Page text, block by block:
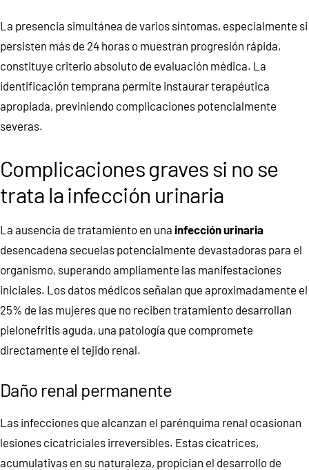
La presencia simultánea de varios síntomas, especialmente si
persisten más de 24 horas o muestran progresión rápida,
constituye criterio absoluto de evaluación médica. La
identificación temprana permite instaurar terapéutica
apropiada, previniendo complicaciones potencialmente
severas.
Complicaciones graves si no se
trata la infección urinaria
La ausencia de tratamiento en una infección urinaria
desencadena secuelas potencialmente devastadoras para el
organismo, superando ampliamente las manifestaciones
iniciales. Los datos médicos señalan que aproximadamente el
25% de las mujeres que no reciben tratamiento desarrollan
pielonefritis aguda, una patología que compromete
directamente el tejido renal.
Daño renal permanente
Las infecciones que alcanzan el parénquima renal ocasionan
lesiones cicatriciales irreversibles. Estas cicatrices,
acumulativas en su naturaleza, propician el desarrollo de